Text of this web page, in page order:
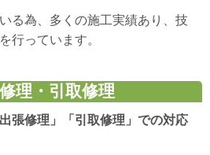
る為、多くの施工実績あり、技
行っています。
理・引取修理
張修理」「引取修理」での対応